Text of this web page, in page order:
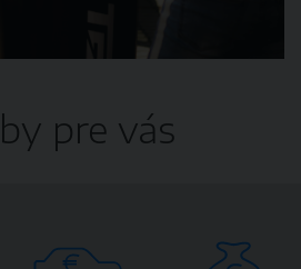
pre vás